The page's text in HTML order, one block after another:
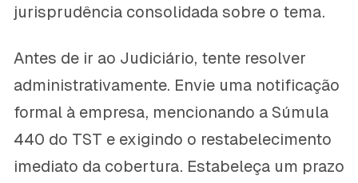
jurisprudência consolidada sobre o tema.
Antes de ir ao Judiciário, tente resolver
administrativamente. Envie uma notificação
formal à empresa, mencionando a Súmula
440 do TST e exigindo o restabelecimento
imediato da cobertura. Estabeleça um prazo